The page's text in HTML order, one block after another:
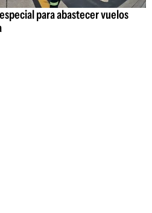
para abastecer vuelos